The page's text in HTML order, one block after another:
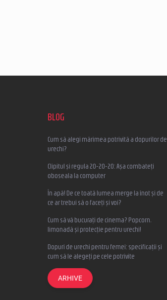
BLOG
Cum să alegi mărimea potrivită a dopurilor de
urechi?
Clipitul și regula 20-20-20: Așa combateți
oboseala la computer
În apă! De ce toată lumea merge la înot și de
ce ar trebui să o faceți și voi?
Cum să vă bucurați de cinema? Popcorn,
limonadă și protecție pentru urechi!
Dopuri de urechi pentru femei: specificații și
cum să le alegeți pe cele potrivite
ARHIVE